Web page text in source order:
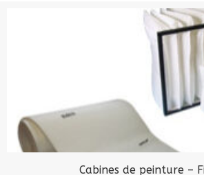
Cabines de peinture –